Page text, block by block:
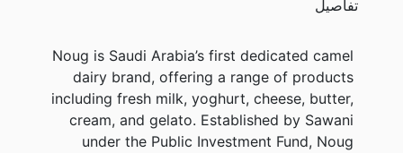
تفاصيل
Noug is Saudi Arabia’s first dedicated camel
dairy brand, offering a range of products
including fresh milk, yoghurt, cheese, butter,
cream, and gelato. Established by Sawani
under the Public Investment Fund, Noug